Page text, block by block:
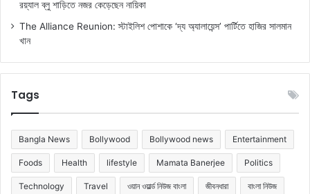
রয়্যাল ব্লু শাড়িতে নজর কেড়েছেন নায়িকা
The Alliance Reunion: স্টাইলিশ পোশাকে ‘দ্য অ্যালায়েন্স’ পার্টিতে হাজির সালমান
খান
Tags
Bangla News Bollywood Bollywood news Entertainment
Foods Health lifestyle Mamata Banerjee Politics
Technology Travel ওয়ান ওয়ার্ল্ড নিউজ বাংলা জীবনধারা বাংলা নিউজ